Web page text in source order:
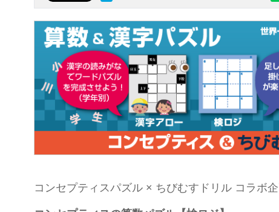
コンセプティスパズル × ちびむすドリル コラボ